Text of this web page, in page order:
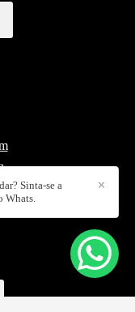
Agricola
✕
Sinta-se a
Whats.